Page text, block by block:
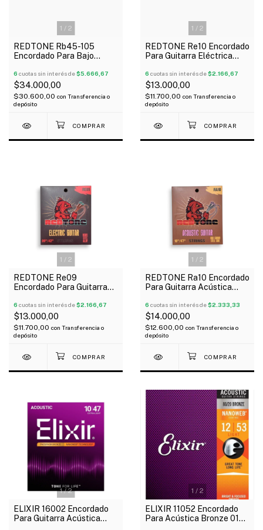
1 / 2
REDTONE Rb45-105
Encordado Para Bajo
105
6 cuotas sin interés de$5.666,67
$34.000,00
$30.600,00 con Transferencia o
depósito
1 / 2
REDTONE Re10 Encordado
Para Guitarra Eléctrica
6 cuotas sin interés de$2.166,67
$13.000,00
$11.700,00 con Transferencia o
depósito
1 / 2
REDTONE Re09
Encordado Para Guitarra
6 cuotas sin interés de$2.166,67
$13.000,00
$11.700,00 con Transferencia o
depósito
1 / 2
REDTONE Ra10 Encordado
Para Guitarra Acústica
6 cuotas sin interés de$2.333,33
$14.000,00
$12.600,00 con Transferencia o
depósito
1/2
ELIXIR 16002 Encordado
Para Guitarra Acústica
1/2
ELIXIR 11052 Encordado
Para Acústica Bronze 012-